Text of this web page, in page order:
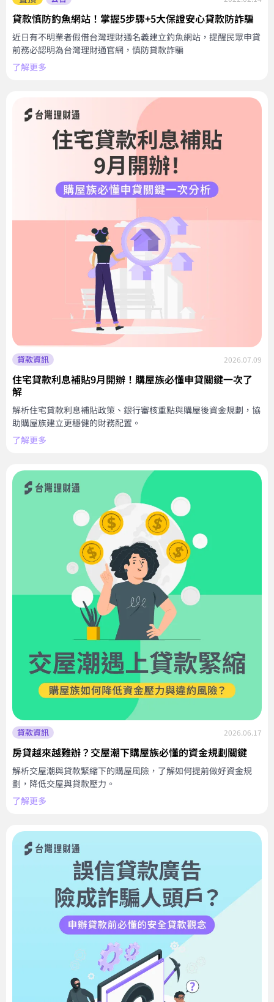
貸款慎防釣魚網站！掌握5步驟+5大保證安心貸款防詐騙
近日有不明業者假借台灣理財通名義建立釣魚網站，提醒民眾申貸
前務必認明為台灣理財通官網，慎防貸款詐騙
了解更多
貸款資訊 2026.07.09
住宅貸款利息補貼9月開辦！購屋族必懂申貸關鍵一次了
解
解析住宅貸款利息補貼政策、銀行審核重點與購屋後資金規劃，協
助購屋族建立更穩健的財務配置。
了解更多
貸款資訊 2026.06.17
房貸越來越難辦？交屋潮下購屋族必懂的資金規劃關鍵
解析交屋潮與貸款緊縮下的購屋風險，了解如何提前做好資金規
劃，降低交屋與貸款壓力。
了解更多